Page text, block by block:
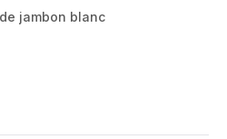
jambon blanc